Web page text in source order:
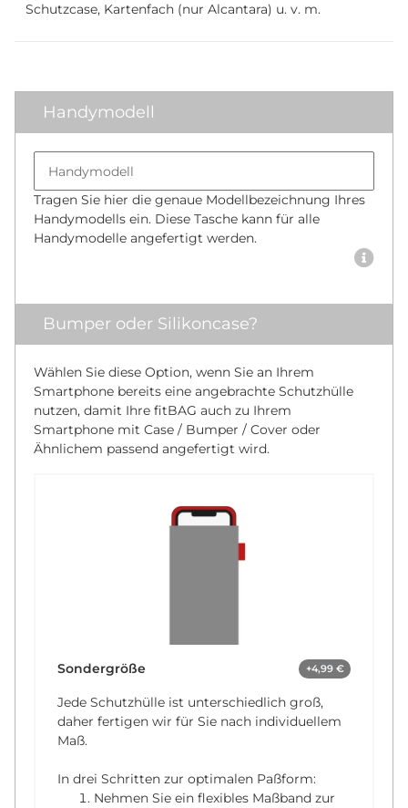
Schutzcase, Kartenfach (nur Alcantara) u. v. m.
Handymodell
Tragen Sie hier die genaue Modellbezeichnung Ihres
Handymodells ein. Diese Tasche kann für alle
Handymodelle angefertigt werden.
Bumper oder Silikoncase?
Wählen Sie diese Option, wenn Sie an Ihrem
Smartphone bereits eine angebrachte Schutzhülle
nutzen, damit Ihre fitBAG auch zu Ihrem
Smartphone mit Case / Bumper / Cover oder
Ähnlichem passend angefertigt wird.
Sondergröße +4,99 €
Jede Schutzhülle ist unterschiedlich groß,
daher fertigen wir für Sie nach individuellem
Maß.
In drei Schritten zur optimalen Paßform:
Nehmen Sie ein flexibles Maßband zur